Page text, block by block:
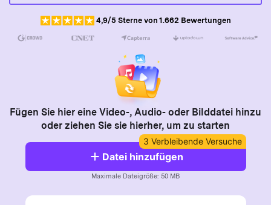
Soziale Medien
Ihr bester Video Converter
Der umfassende, verlustfreie und sichere Video Converter
4,9/5 Sterne von 1.662 Bewertungen
Fügen Sie hier eine Video-, Audio- oder Bilddatei hinzu
oder ziehen Sie sie hierher, um zu starten
Datei hinzufügen
3 Verbleibende Versuche
Maximale Dateigröße: 50 MB